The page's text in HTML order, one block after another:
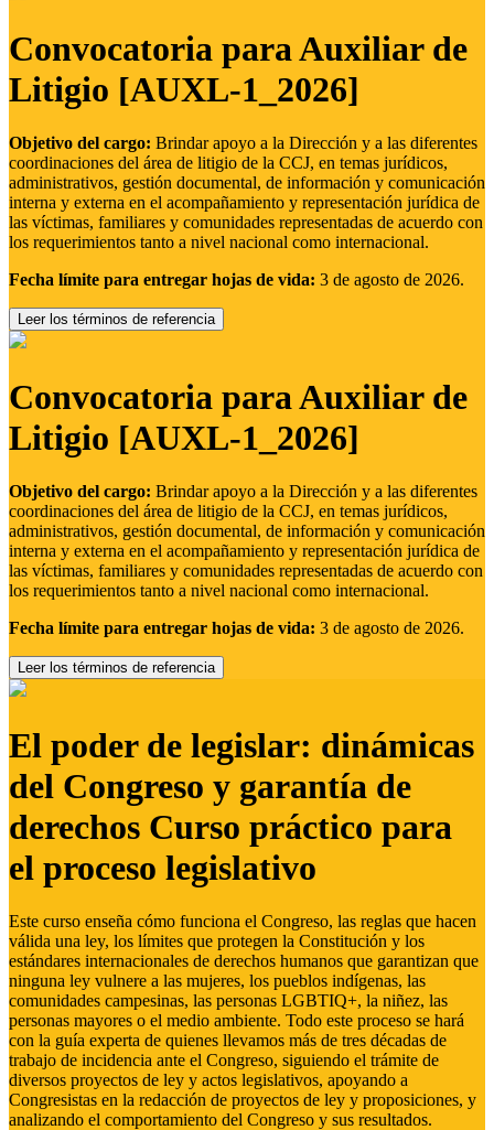
Convocatoria para Auxiliar de
Litigio [AUXL-1_2026]
Objetivo del cargo: Brindar apoyo a la Dirección y a las diferentes
coordinaciones del área de litigio de la CCJ, en temas jurídicos,
administrativos, gestión documental, de información y comunicación
interna y externa en el acompañamiento y representación jurídica de
las víctimas, familiares y comunidades representadas de acuerdo con
los requerimientos tanto a nivel nacional como internacional.
Fecha límite para entregar hojas de vida: 3 de agosto de 2026.
Leer los términos de referencia
Convocatoria para Auxiliar de
Litigio [AUXL-1_2026]
Objetivo del cargo: Brindar apoyo a la Dirección y a las diferentes
coordinaciones del área de litigio de la CCJ, en temas jurídicos,
administrativos, gestión documental, de información y comunicación
interna y externa en el acompañamiento y representación jurídica de
las víctimas, familiares y comunidades representadas de acuerdo con
los requerimientos tanto a nivel nacional como internacional.
Fecha límite para entregar hojas de vida: 3 de agosto de 2026.
Leer los términos de referencia
El poder de legislar: dinámicas
del Congreso y garantía de
derechos Curso práctico para
el proceso legislativo
Este curso enseña cómo funciona el Congreso, las reglas que hacen
válida una ley, los límites que protegen la Constitución y los
estándares internacionales de derechos humanos que garantizan que
ninguna ley vulnere a las mujeres, los pueblos indígenas, las
comunidades campesinas, las personas LGBTIQ+, la niñez, las
personas mayores o el medio ambiente. Todo este proceso se hará
con la guía experta de quienes llevamos más de tres décadas de
trabajo de incidencia ante el Congreso, siguiendo el trámite de
diversos proyectos de ley y actos legislativos, apoyando a
Congresistas en la redacción de proyectos de ley y proposiciones, y
analizando el comportamiento del Congreso y sus resultados.